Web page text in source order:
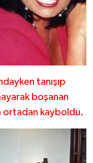
tanışıp
boşanan
ortadan kayboldu.